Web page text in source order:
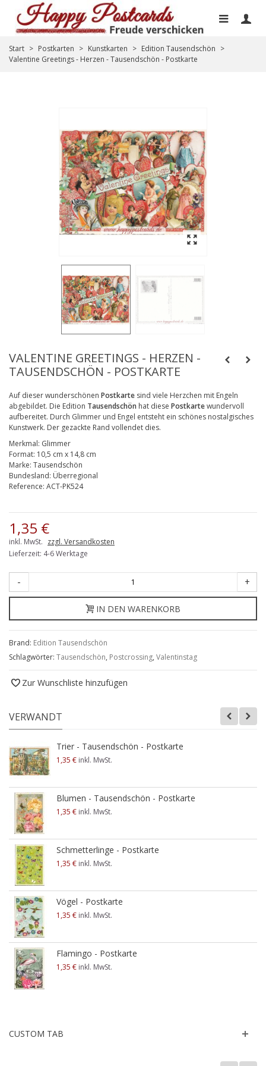
Start > Postkarten > Kunstkarten > Edition Tausendschön >
Valentine Greetings - Herzen - Tausendschön - Postkarte
VALENTINE GREETINGS - HERZEN -
TAUSENDSCHÖN - POSTKARTE
Auf dieser wunderschönen Postkarte sind viele Herzchen mit Engeln
abgebildet. Die Edition Tausendschön hat diese Postkartewundervoll
aufbereitet. Durch Glimmer und Engel entsteht ein schönes nostalgisches
Kunstwerk. Der gezackte Rand vollendet dies.
Merkmal: Glimmer
Format: 10,5 cm x 14,8 cm
Marke: Tausendschön
Bundesland: Überregional
Reference: ACT-PK524
1,35 €
inkl. MwSt. zzgl. Versandkosten
Lieferzeit: 4-6 Werktage
- +
IN DEN WARENKORB
Brand: Edition Tausendschön
Schlagwörter: Tausendschön, Postcrossing, Valentinstag
Zur Wunschliste hinzufügen
VERWANDT
Trier - Tausendschön - Postkarte
1,35 € inkl. MwSt.
Blumen - Tausendschön - Postkarte
1,35 € inkl. MwSt.
Schmetterlinge - Postkarte
1,35 € inkl. MwSt.
Vögel - Postkarte
1,35 € inkl. MwSt.
Flamingo - Postkarte
1,35 € inkl. MwSt.
CUSTOM TAB